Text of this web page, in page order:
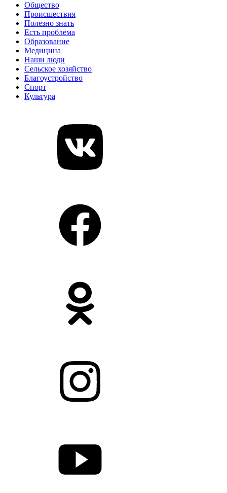
Общество
Происшествия
Полезно знать
Есть проблема
Образование
Медицина
Наши люди
Сельское хозяйство
Благоустройство
Спорт
Культура